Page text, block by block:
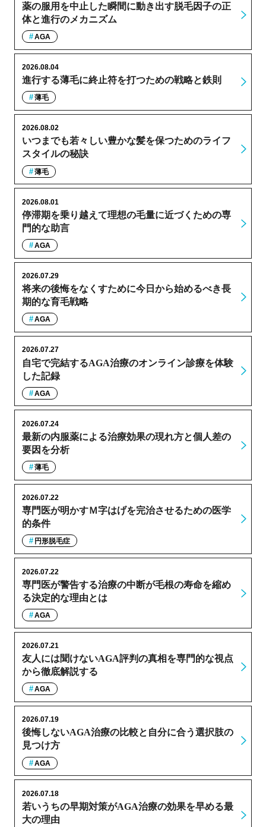
薬の服用を中止した瞬間に動き出す脱毛因子の正
体と進行のメカニズム
AGA
進行する薄毛に終止符を打つための戦略と鉄則
2026.08.04
薄毛
いつまでも若々しい豊かな髪を保つためのライフ
スタイルの秘訣
2026.08.02
薄毛
停滞期を乗り越えて理想の毛量に近づくための専
門的な助言
2026.08.01
AGA
将来の後悔をなくすために今日から始めるべき長
期的な育毛戦略
2026.07.29
AGA
自宅で完結するAGA治療のオンライン診療を体験
した記録
2026.07.27
AGA
最新の内服薬による治療効果の現れ方と個人差の
要因を分析
2026.07.24
薄毛
専門医が明かすＭ字はげを完治させるための医学
的条件
2026.07.22
円形脱毛症
専門医が警告する治療の中断が毛根の寿命を縮め
る決定的な理由とは
2026.07.22
AGA
友人には聞けないAGA評判の真相を専門的な視点
から徹底解説する
2026.07.21
AGA
後悔しないAGA治療の比較と自分に合う選択肢の
見つけ方
2026.07.19
AGA
若いうちの早期対策がAGA治療の効果を早める最
大の理由
2026.07.18